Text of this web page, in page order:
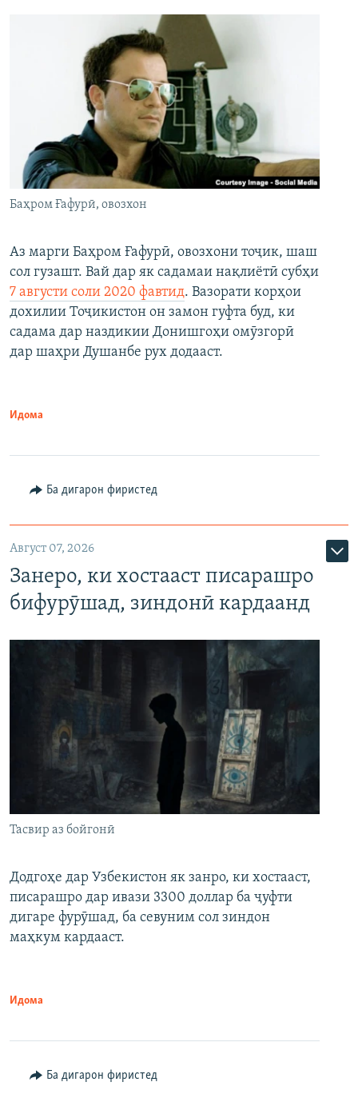
Баҳром Ғафурӣ, овозхон
Аз марги Баҳром Ғафурӣ, овозхони тоҷик, шаш
сол гузашт. Вай дар як садамаи нақлиётӣ субҳи
7 августи соли 2020 фавтид. Вазорати корҳои
дохилии Тоҷикистон он замон гуфта буд, ки
садама дар наздикии Донишгоҳи омӯзгорӣ
дар шаҳри Душанбе рух додааст.
Идома
Ба дигарон фиристед
Август 07, 2026
Занеро, ки хостааст писарашро
бифурӯшад, зиндонӣ кардаанд
Тасвир аз бойгонӣ
Додгоҳе дар Узбекистон як занро, ки хостааст,
писарашро дар ивази 3300 доллар ба ҷуфти
дигаре фурӯшад, ба севуним сол зиндон
маҳкум кардааст.
Идома
Ба дигарон фиристед